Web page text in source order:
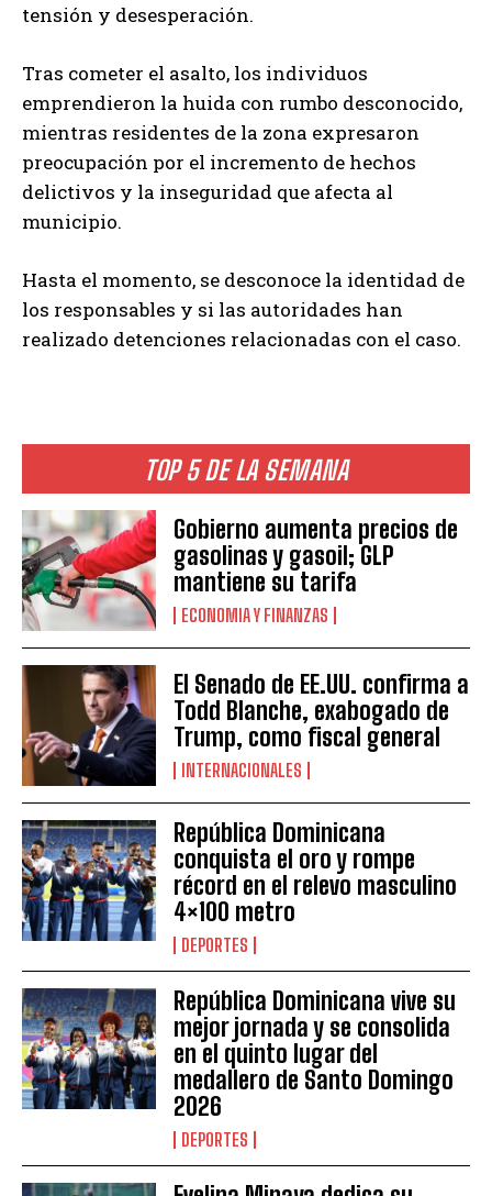
TOP 5 DE LA SEMANA
Gobierno aumenta precios de
gasolinas y gasoil; GLP
mantiene su tarifa
ECONOMIA Y FINANZAS
El Senado de EE.UU. confirma a
Todd Blanche, exabogado de
Trump, como fiscal general
INTERNACIONALES
República Dominicana
conquista el oro y rompe
récord en el relevo masculino
4×100 metro
DEPORTES
República Dominicana vive su
mejor jornada y se consolida
en el quinto lugar del
medallero de Santo Domingo
2026
DEPORTES
tensión y desesperación.
Tras cometer el asalto, los individuos
emprendieron la huida con rumbo desconocido,
mientras residentes de la zona expresaron
preocupación por el incremento de hechos
delictivos y la inseguridad que afecta al
municipio.
Hasta el momento, se desconoce la identidad de
los responsables y si las autoridades han
realizado detenciones relacionadas con el caso.